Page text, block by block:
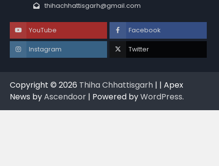
thihachhattisgarh@gmail.com
YouTube Facebook
Instagram Twitter
Copyright © 2026 Thiha Chhattisgarh | | Apex
News byAscendoor | Powered byWordPress.